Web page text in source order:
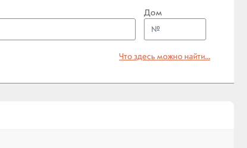
Дом
Что здесь можно найти...